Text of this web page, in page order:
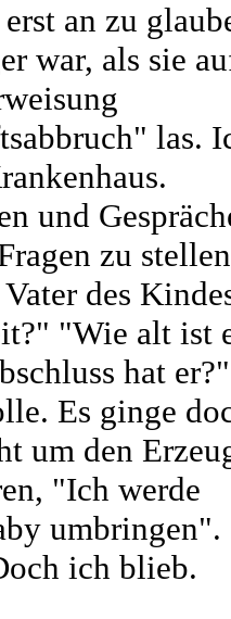
an zu
war, als sie
las.
und
zu
des
"Wie alt ist
hat
Es ginge
um den
"Ich werde
umbringen".
ich blieb.